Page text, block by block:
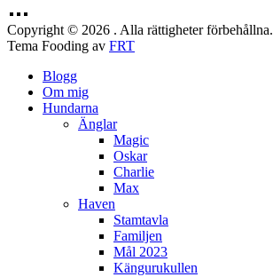
Copyright © 2026 . Alla rättigheter förbehållna.
Tema Fooding av FRT
Blogg
Om mig
Hundarna
Änglar
Magic
Oskar
Charlie
Max
Haven
Stamtavla
Familjen
Mål 2023
Kängurukullen